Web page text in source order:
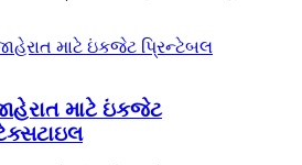
માટે ઇંકજેટ